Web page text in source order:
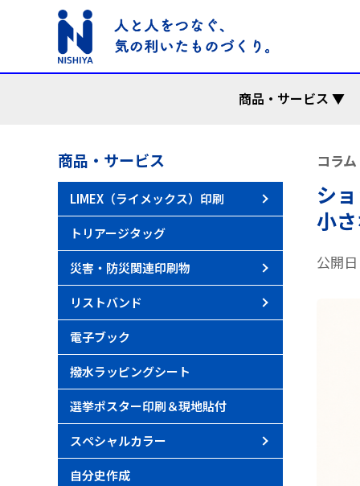
商品・サービス ▼
商品・サービス
LIMEX（ライメックス）印刷 LIMEX 名
LIMEX パ
LIMEX ポ
LIMEX 飲
LIMEX 冊子
トリアージタッグ
災害・防災関連印刷物 災害時安
災害時ペ
リストバンド
電子ブック
撥水ラッピングシート
選挙ポスター印刷＆現地貼付
スペシャルカラー
自分史作成
コラム
シ
小
公開